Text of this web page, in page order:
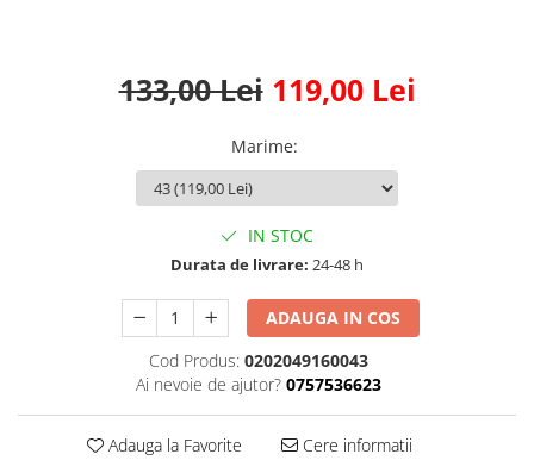
133,00 Lei 119,00 Lei
Marime:
IN STOC
Durata de livrare: 24-48 h
ADAUGA IN COS
Cod Produs: 0202049160043
Ai nevoie de ajutor? 0757536623
Adauga la Favorite Cere informatii